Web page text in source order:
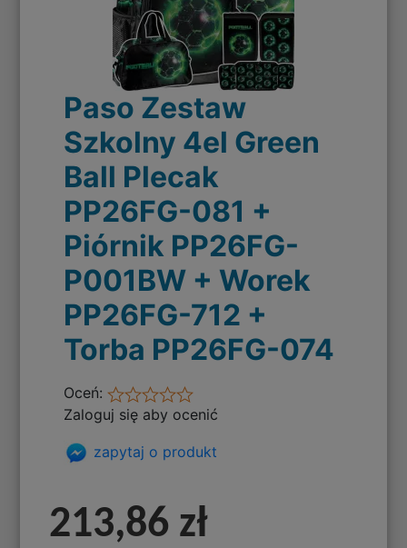
Paso Zestaw
Szkolny 4el Green
Ball Plecak
PP26FG-081 +
Piórnik PP26FG-
P001BW + Worek
PP26FG-712 +
Torba PP26FG-074
Oceń:
Zaloguj się aby ocenić
zapytaj o produkt
213,86 zł